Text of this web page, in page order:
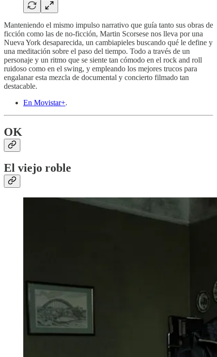
Manteniendo el mismo impulso narrativo que guía tanto sus obras de
ficción como las de no-ficción, Martin Scorsese nos lleva por una
Nueva York desaparecida, un cambiapieles buscando qué le define y
una meditación sobre el paso del tiempo. Todo a través de un
personaje y un ritmo que se siente tan cómodo en el rock and roll
ruidoso como en el swing, y empleando los mejores trucos para
engalanar esta mezcla de documental y concierto filmado tan
destacable.
En Movistar+.
OK
El viejo roble